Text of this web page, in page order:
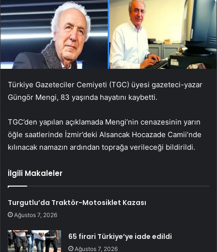
Türkiye Gazeteciler Cemiyeti (TGC) üyesi gazeteci-yazar
Güngör Mengi, 83 yaşında hayatını kaybetti.
TGC’den yapılan açıklamada Mengi’nin cenazesinin yarın
öğle saatlerinde İzmir’deki Alsancak Hocazade Camii’nde
kılınacak namazın ardından toprağa verileceği bildirildi.
İlgili Makaleler
Turgutlu’da Traktör-Motosiklet Kazası
Ağustos 7, 2026
65 firari Türkiye’ye iade edildi
Ağustos 7, 2026